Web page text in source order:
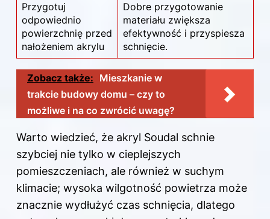
Przygotuj
odpowiednio
powierzchnię przed
nałożeniem akrylu
Dobre przygotowanie
materiału zwiększa
efektywność i przyspiesza
schnięcie.
Zobacz także: Mieszkanie w
trakcie budowy domu – czy to
możliwe i na co zwrócić uwagę?
Warto wiedzieć, że akryl Soudal schnie
szybciej nie tylko w cieplejszych
pomieszczeniach, ale również w suchym
klimacie; wysoka wilgotność powietrza może
znacznie wydłużyć czas schnięcia, dlatego